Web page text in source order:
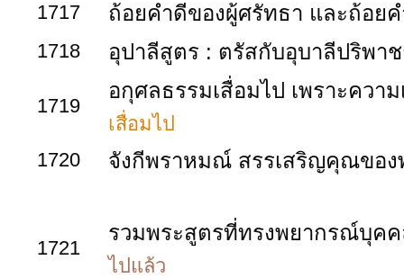
1717
ถ้อยคำดีของผู้ศรัทธา และถ้อย
1718 อุปาลีสูตร : ตรัสกับอุบาลีปริพา
1719
อกุศลธรรมเสื่อมไป เพราะคว
เสื่อมไป
1720
จังกีพราหมณ์ สรรเสริญคุณของ
1721
รวมพระสูตรที่ทรงพยากรณ์บุค
ไปแล้ว